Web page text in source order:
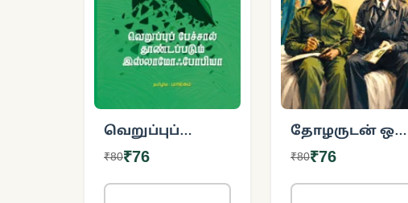
வெறுப்புப்
பேச்சால்
தூண்டப்படும்
இஸ்லாமோஃபோபியா
₹80₹76
தோழருடன் ஒரு
பொழுது
₹80₹76